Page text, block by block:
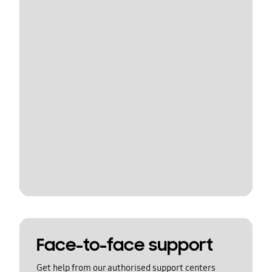
Face-to-face support
Get help from our authorised support centers